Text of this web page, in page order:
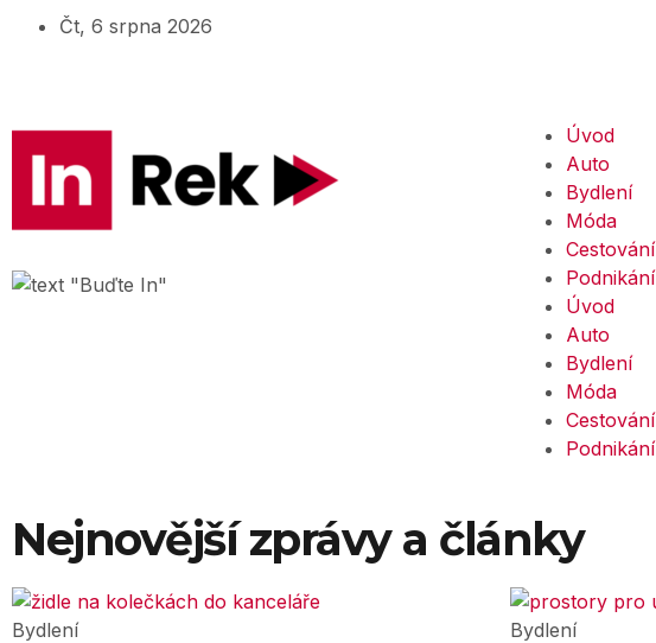
Čt, 6 srpna 2026
Úvod
Auto
Bydlení
Móda
Cestování
Podnikání
Úvod
Auto
Bydlení
Móda
Cestování
Podnikání
Nejnovější zprávy a články
Bydlení Bydlení